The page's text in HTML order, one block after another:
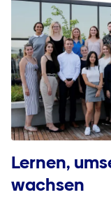
Lernen,
wachsen